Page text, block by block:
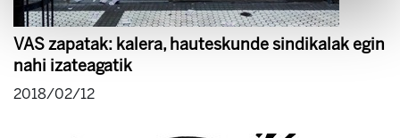
VAS zapatak: kalera, hauteskunde sindikalak egin
nahi izateagatik
2018/02/12